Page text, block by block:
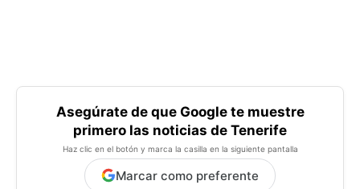
Asegúrate de que Google te muestre
primero las noticias de Tenerife
Haz clic en el botón y marca la casilla en la siguiente pantalla
Marcar como preferente